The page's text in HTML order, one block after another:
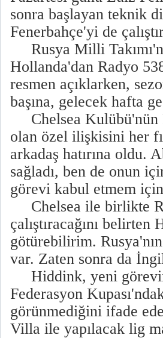
sonra başlayan teknik
Fenerbahçe'yi de
Rusya Milli
Hollanda'dan Radyo
resmen açıklarken,
başına, gelecek hafta
Chelsea Kulübü'nün
olan özel ilişkisini her
arkadaş hatırına oldu.
sağladı, ben de onun
görevi kabul etmem
Chelsea ile birlikte
çalıştıracağını
götürebilirim.
var. Zaten sonra da
Hiddink, yeni
Federasyon
görünmediğini ifade
Villa ile yapılacak lig